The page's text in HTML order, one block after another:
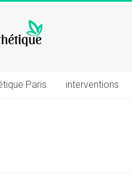
Paris interventions